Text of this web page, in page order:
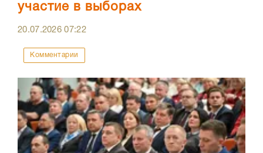
участие в выборах
20.07.202607:22
Комментарии